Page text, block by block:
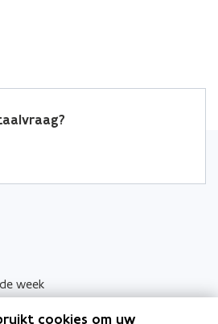
week
cookies om uw